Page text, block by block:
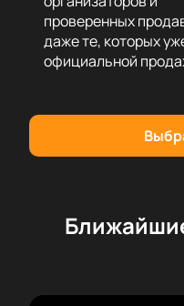
проверенных
даже те, которых
официальной